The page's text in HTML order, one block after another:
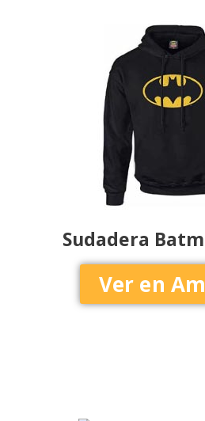
Sudadera
Ver en